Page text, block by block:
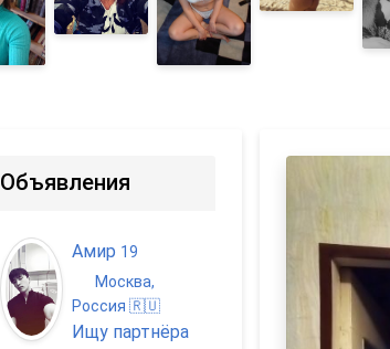
Объявления
Амир 19
Москва,
Россия 🇷🇺
Ищу партнёра